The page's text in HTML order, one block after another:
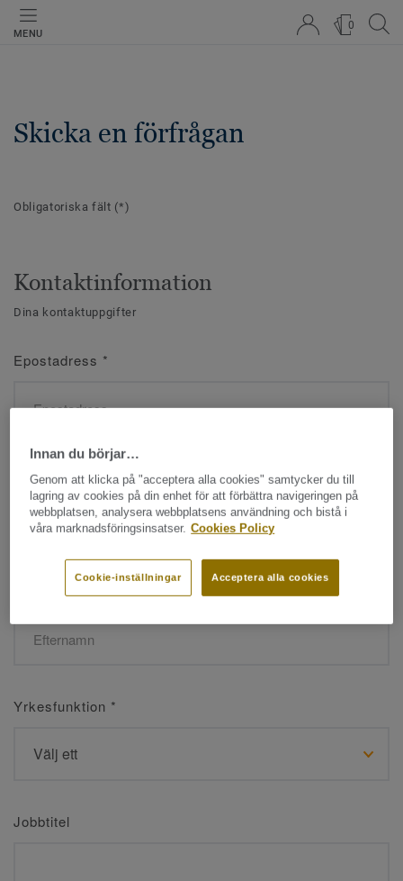
MENU
0
Skicka en förfrågan
Obligatoriska fält (*)
Kontaktinformation
Dina kontaktuppgifter
Epostadress *
Namn*
Efternamn*
Yrkesfunktion *
Jobbtitel
Innan du börjar…
Genom att klicka på "acceptera alla cookies" samtycker du till
lagring av cookies på din enhet för att förbättra navigeringen på
webbplatsen, analysera webbplatsens användning och bistå i
våra marknadsföringsinsatser. Cookies Policy
Acceptera alla cookies
Cookie-inställningar